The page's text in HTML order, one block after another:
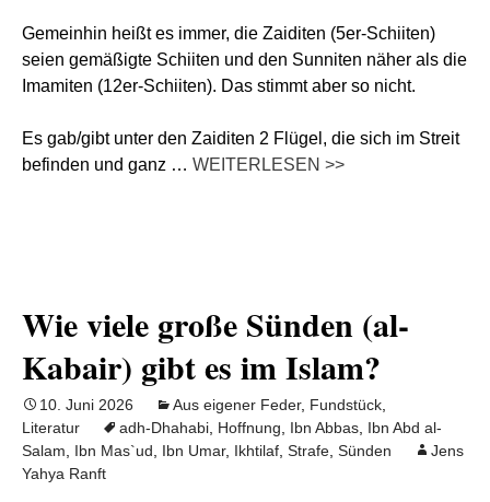
Gemeinhin heißt es immer, die Zaiditen (5er-Schiiten)
seien gemäßigte Schiiten und den Sunniten näher als die
Imamiten (12er-Schiiten). Das stimmt aber so nicht.
Es gab/gibt unter den Zaiditen 2 Flügel, die sich im Streit
befinden und ganz … WEITERLESEN >>
Wie viele große Sünden (al-
Kabair) gibt es im Islam?
10. Juni 2026 Aus eigener Feder, Fundstück
Literatur
adh-Dhahabi Hoffnung Ibn Abbas Ibn Abd al-
Salam
Ibn Mas`ud Ibn Umar, Ikhtilaf Strafe Sünden
Jens
Yahya Ranft